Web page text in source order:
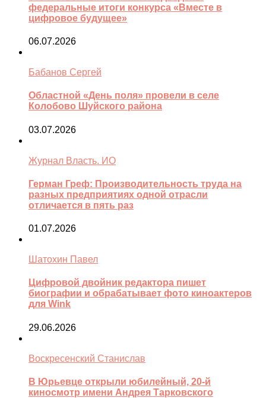
федеральные итоги конкурса «Вместе в
цифровое будущее»
06.07.2026
Бабанов Сергей
Областной «День поля» провели в селе
Колобово Шуйского района
03.07.2026
Журнал Власть. ИО
Герман Греф: Производительность труда на
разных предприятиях одной отрасли
отличается в пять раз
01.07.2026
Шатохин Павел
Цифровой двойник редактора пишет
биографии и обрабатывает фото киноактеров
для Wink
29.06.2026
Воскресенский Станислав
В Юрьевце открыли юбилейный, 20-й
киносмотр имени Андрея Тарковского